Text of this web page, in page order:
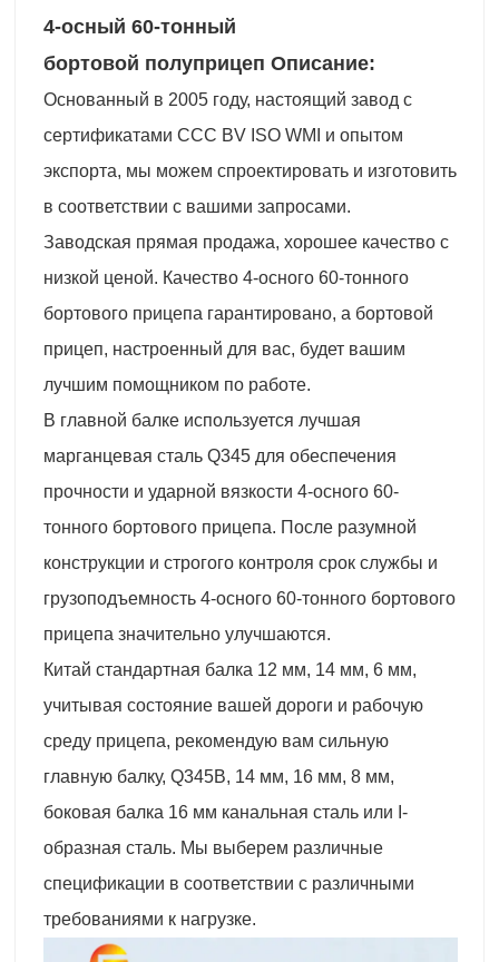
4-осный 60-тонный
бортовой полуприцеп Описание:
Основанный в 2005 году, настоящий завод с
сертификатами CCC BV ISO WMI и опытом
экспорта, мы можем спроектировать и изготовить
в соответствии с вашими запросами.
Заводская прямая продажа, хорошее качество с
низкой ценой. Качество 4-осного 60-тонного
бортового прицепа гарантировано, а бортовой
прицеп, настроенный для вас, будет вашим
лучшим помощником по работе.
В главной балке используется лучшая
марганцевая сталь Q345 для обеспечения
прочности и ударной вязкости 4-осного 60-
тонного бортового прицепа. После разумной
конструкции и строгого контроля срок службы и
грузоподъемность 4-осного 60-тонного бортового
прицепа значительно улучшаются.
Китай стандартная балка 12 мм, 14 мм, 6 мм,
учитывая состояние вашей дороги и рабочую
среду прицепа, рекомендую вам сильную
главную балку, Q345B, 14 мм, 16 мм, 8 мм,
боковая балка 16 мм канальная сталь или I-
образная сталь. Мы выберем различные
спецификации в соответствии с различными
требованиями к нагрузке.